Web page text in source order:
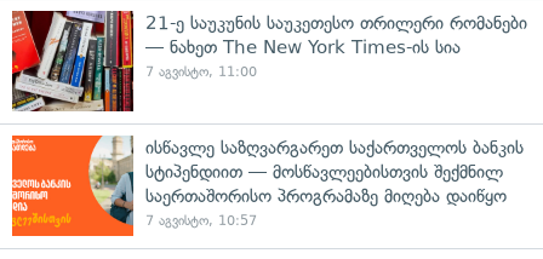
21-ე საუკუნის საუკეთესო თრილერი რომანები
— ნახეთ The New York Times-ის სია
7 აგვისტო, 11:00
ისწავლე საზღვარგარეთ საქართველოს ბანკის
სტიპენდიით — მოსწავლეებისთვის შექმნილ
საერთაშორისო პროგრამაზე მიღება დაიწყო
7 აგვისტო, 10:57